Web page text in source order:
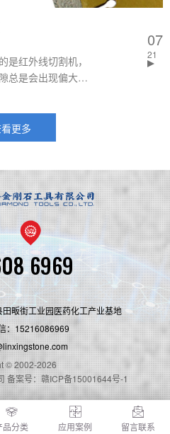
是红外线切割机，
总是会出现偏大或
，那么是什么原
解决这个问题呢？
07
21
更多
6969
畈街工业园医药化工产业基地
：15216086969
© 2002-2026
备案号：赣ICP备15001644号-1
品分类 应用案例 留言联系